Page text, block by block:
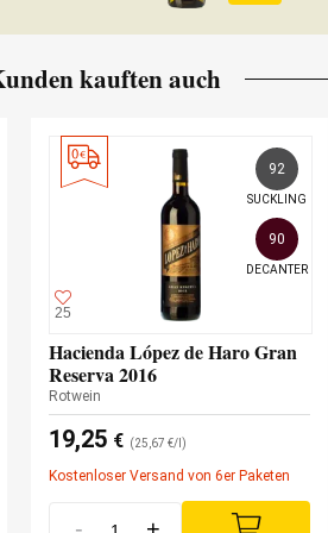
kauften auch
25
92
SUCKLING
90
DECANTER
Hacienda López de Haro Gran
Reserva 2016
Rotwein
19,25 € (25,67 €/l)
Kostenloser Versand von 6er Paketen
- +